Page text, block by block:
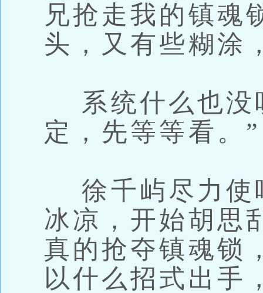
兄抢走我的镇魂
头，又有些糊涂
系统什么也没
定，先等等看。”
徐千屿尽力使
冰凉，开始胡思
真的抢夺镇魂锁
以什么招式出手